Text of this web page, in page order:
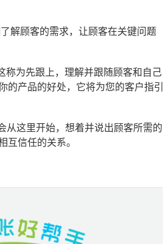
解顾客的需求，让顾客在关键问题
称为先跟上，理解并跟随顾客和自己
产品的好处，它将为您的客户指引
从这里开始，想着并说出顾客所需的
信任的关系。